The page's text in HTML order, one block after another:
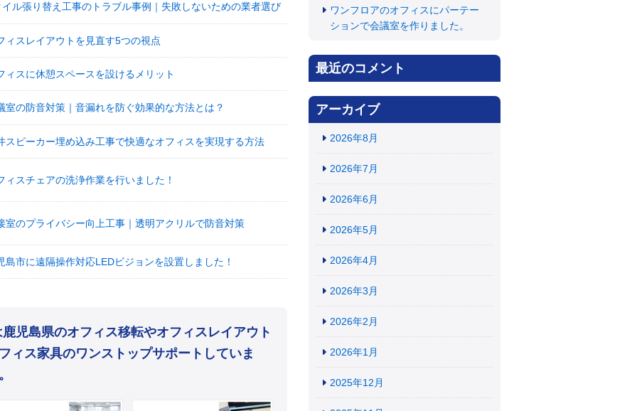
イル張り替え工事のトラブル事例｜失敗しないための業者選び
ィスレイアウトを見直す5つの視点
ィスに休憩スペースを設けるメリット
室の防音対策｜音漏れを防ぐ効果的な方法とは？
スピーカー埋め込み工事で快適なオフィスを実現する方法
ィスチェアの洗浄作業を行いました！
室のプライバシー向上工事｜透明アクリルで防音対策
島市に遠隔操作対応LEDビジョンを設置しました！
児島県のオフィス移転やオフィスレイアウト
ィス家具のワンストップサポートしていま
ワンフロアのオフィスにパーテー
ションで会議室を作りました。
最近のコメント
アーカイブ
2026年8月
2026年7月
2026年6月
2026年5月
2026年4月
2026年3月
2026年2月
2026年1月
2025年12月